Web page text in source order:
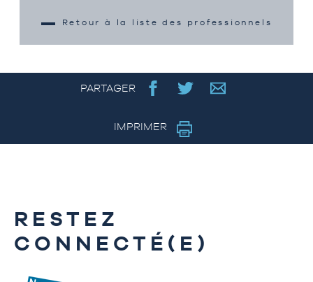
Retour à la liste des professionnels
PARTAGER
IMPRIMER
RESTEZ
CONNECTÉ(E)